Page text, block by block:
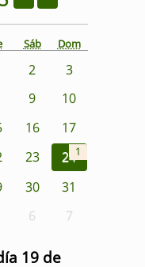
Sáb Dom
2
3
9
10
16
17
23 241
30
31
6 7
19 de